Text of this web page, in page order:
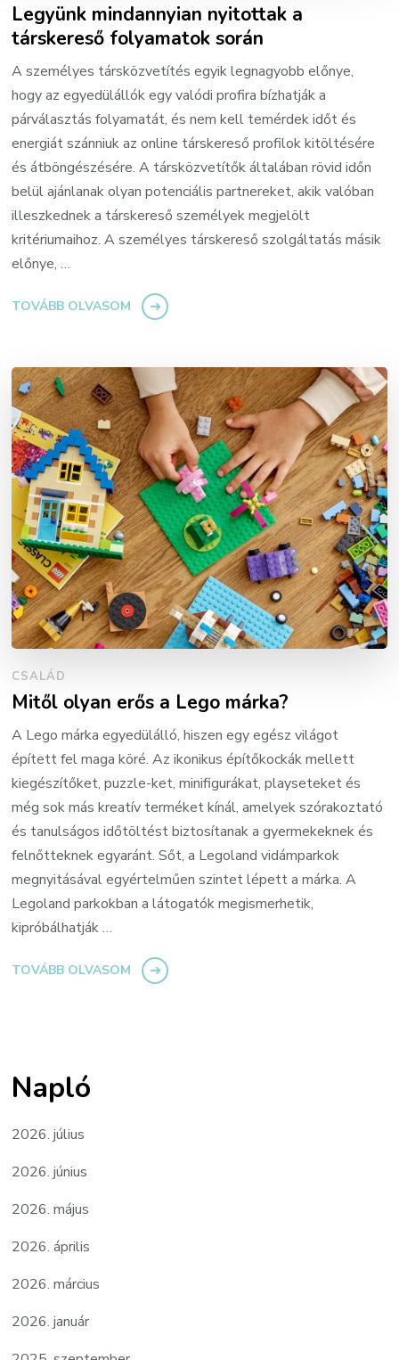
Legyünk mindannyian nyitottak a
társkereső folyamatok során
A személyes társközvetítés egyik legnagyobb előnye,
hogy az egyedülállók egy valódi profira bízhatják a
párválasztás folyamatát, és nem kell temérdek időt és
energiát szánniuk az online társkereső profilok kitöltésére
és átböngészésére. A társközvetítők általában rövid időn
belül ajánlanak olyan potenciális partnereket, akik valóban
illeszkednek a társkereső személyek megjelölt
kritériumaihoz. A személyes társkereső szolgáltatás másik
előnye, …
TOVÁBB OLVASOM
CSALÁD
Mitől olyan erős a Lego márka?
A Lego márka egyedülálló, hiszen egy egész világot
épített fel maga köré. Az ikonikus építőkockák mellett
kiegészítőket, puzzle-ket, minifigurákat, playseteket és
még sok más kreatív terméket kínál, amelyek szórakoztató
és tanulságos időtöltést biztosítanak a gyermekeknek és
felnőtteknek egyaránt. Sőt, a Legoland vidámparkok
megnyitásával egyértelműen szintet lépett a márka. A
Legoland parkokban a látogatók megismerhetik,
kipróbálhatják …
TOVÁBB OLVASOM
Napló
2026. július
2026. június
2026. május
2026. április
2026. március
2026. január